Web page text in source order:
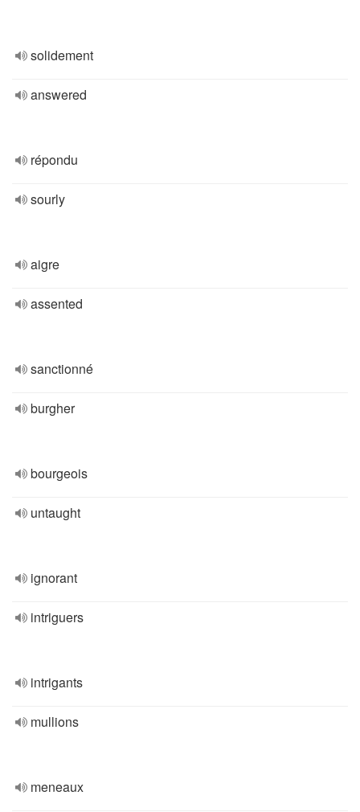
solidement
answered
répondu
sourly
aigre
assented
sanctionné
burgher
bourgeois
untaught
ignorant
intriguers
intrigants
mullions
meneaux